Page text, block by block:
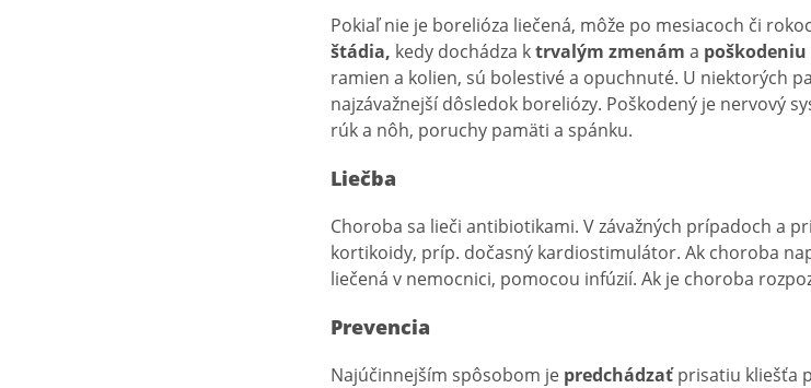
Pokiaľ nie je borelióza liečená, môže po mesiacoch či
štádia, kedy dochádza ktrvalým zmenám a poškodeniu
ramien a kolien, sú bolestivé a opuchnuté. U niektorých
najzávažnejší dôsledok boreliózy. Poškodený je nervový
rúk a nôh, poruchy pamäti a spánku.
Liečba
Choroba sa lieči antibiotikami. V závažných prípadoch a
kortikoidy, príp. dočasný kardiostimulátor. Ak choroba
liečená v nemocnici, pomocou infúzií. Ak je choroba
Prevencia
Najúčinnejším spôsobom je predchádzaťprisatiu kliešťa